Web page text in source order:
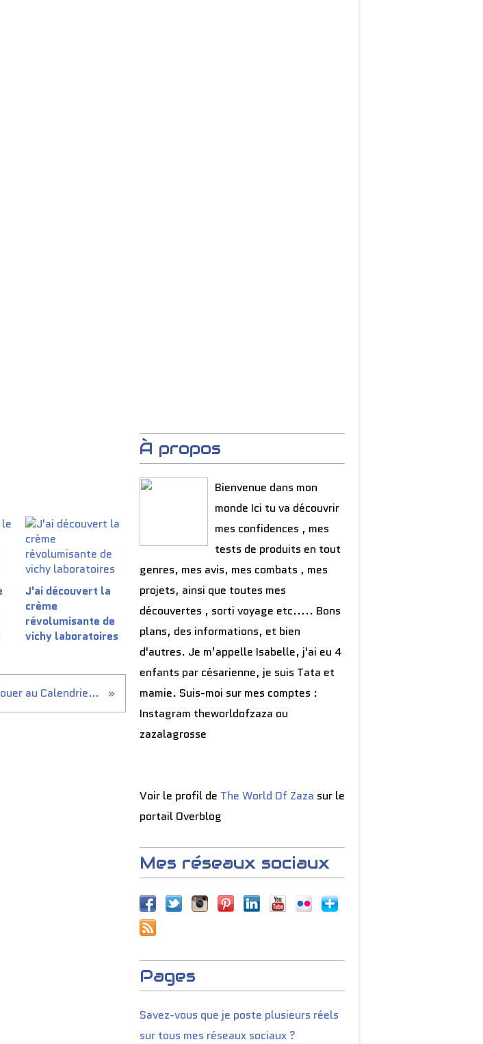
J'ai découvert la
crème
révolumisante de
vichy laboratoires
Je viens de jouer au Calendrier de l'Avent B&B...
À propos
Bienvenue dans mon
monde Ici tu va découvrir
mes confidences , mes
tests de produits en tout
genres, mes avis, mes combats , mes
projets, ainsi que toutes mes
découvertes , sorti voyage etc..... Bons
plans, des informations, et bien
d'autres. Je m’appelle Isabelle, j'ai eu 4
enfants par césarienne, je suis Tata et
mamie. Suis-moi sur mes comptes :
Instagram theworldofzaza ou
zazalagrosse
Voir le profil de The World Of Zaza sur le
portail Overblog
Mes réseaux sociaux
Pages
Savez-vous que je poste plusieurs réels
sur tous mes réseaux sociaux ?